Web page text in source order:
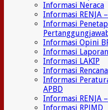
Informasi Neraca
Informasi RENJA
Informasi
Informasi Opini
Informasi
Informasi LAKIP
Informasi
Informasi
APBD
Informasi RENJA
Informasi RPJMD